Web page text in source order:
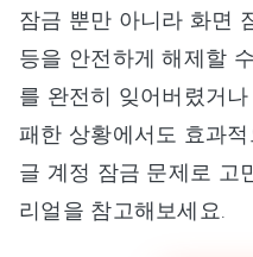
잠금 뿐만 아니라 화면
등을 안전하게 해제할
를 완전히 잊어버렸거
패한 상황에서도 효과
글 계정 잠금 문제로 고
리얼을 참고해보세요.